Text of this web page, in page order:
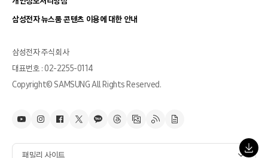
삼성전자 뉴스룸 콘텐츠 이용에 대한 안내
삼성전자 주식회사
대표번호 : 02-2255-0114
Copyright© SAMSUNG All Rights Reserved.
패밀리 사이트